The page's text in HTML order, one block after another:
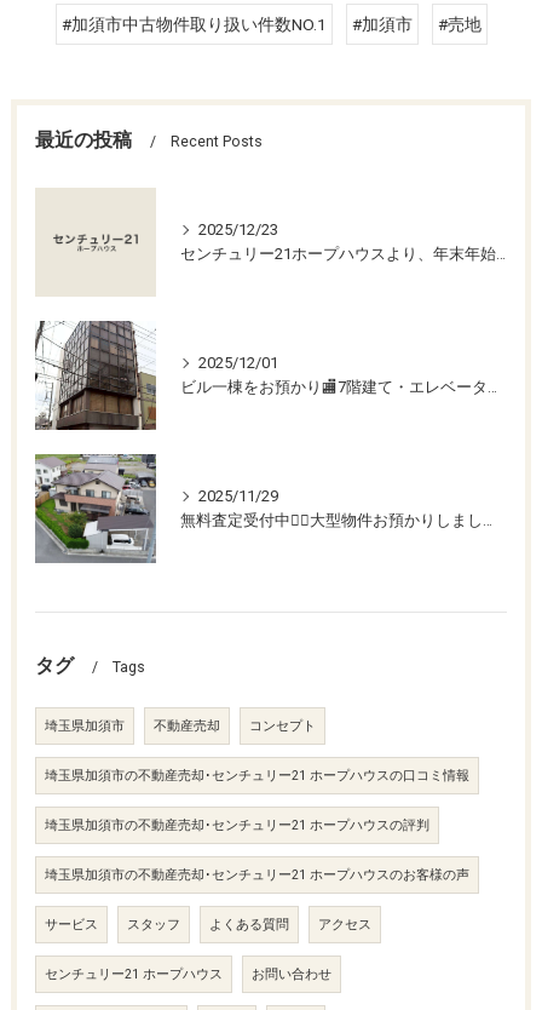
#加須市中古物件取り扱い件数NO.1 #加須市 #売地
最近の投稿 Recent Posts
2025/12/23
センチュリー21ホープハウスより、年末年始休業のお知らせ
2025/12/01
ビル一棟をお預かり🏬7階建て・エレベーター付きの希少物件！売買・賃貸・管理相談受付中📞【土浦市川口】
2025/11/29
無料査定受付中💁‍♀️大型物件お預かりしました！【幸手市上高野】
タグ Tags
埼玉県加須市 不動産売却 コンセプト
埼玉県加須市の不動産売却･センチュリー21 ホープハウスの口コミ情報
埼玉県加須市の不動産売却･センチュリー21 ホープハウスの評判
埼玉県加須市の不動産売却･センチュリー21 ホープハウスのお客様の声
サービス スタッフ よくある質問 アクセス
センチュリー21 ホープハウス お問い合わせ